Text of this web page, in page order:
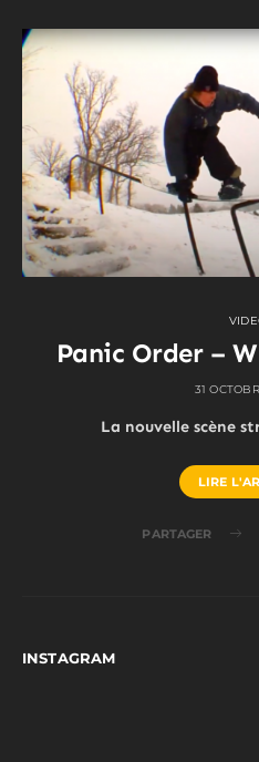
Panic Order –
31
La nouvelle scène
LIRE
PARTAGER
INSTAGRAM